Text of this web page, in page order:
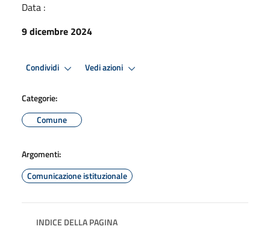
Data :
9 dicembre 2024
Condividi Vedi azioni
Categorie:
Comune
Argomenti:
Comunicazione istituzionale
INDICE DELLA PAGINA